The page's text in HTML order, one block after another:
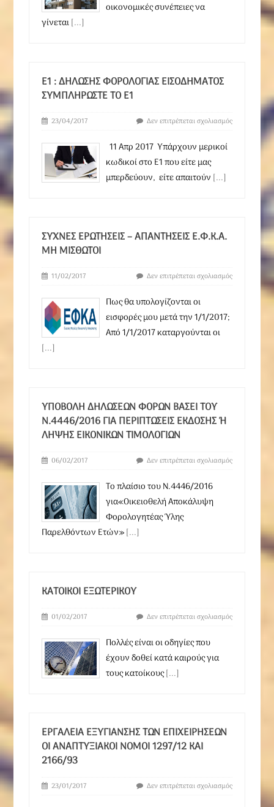
οικονομικές συνέπειες να
γίνεται[...]
Ε1 : ΔΉΛΩΣΗΣ ΦΟΡΟΛΟΓΊΑΣ ΕΙΣΟΔΉΜΑΤΟΣ
ΣΥΜΠΛΗΡΏΣΤΕ ΤΟ Ε1
23/04/2017 Δεν επιτρέπεται σχολιασμός
11 Απρ 2017 Υπάρχουν μερικοί
κωδικοί στο Ε1 που είτε μας
μπερδεύουν, είτε απαιτούν [...]
ΣΥΧΝΈΣ ΕΡΩΤΉΣΕΙΣ – ΑΠΑΝΤΉΣΕΙΣ Ε.Φ.Κ.Α.
ΜΗ ΜΙΣΘΩΤΟΊ
11/02/2017 Δεν επιτρέπεται σχολιασμός
Πως θα υπολογίζονται οι
εισφορές μου μετά την 1/1/2017;
Από 1/1/2017 καταργούνται οι
[...]
ΥΠΟΒΟΛΉ ΔΗΛΏΣΕΩΝ ΦΌΡΩΝ ΒΆΣΕΙ ΤΟΥ
Ν.4446/2016 ΓΙΑ ΠΕΡΙΠΤΏΣΕΙΣ ΈΚΔΟΣΗΣ Ή Λ
ΉΨΗΣ ΕΙΚΟΝΙΚΏΝ ΤΙΜΟΛΟΓΊΩΝ
06/02/2017 Δεν επιτρέπεται σχολιασμός
Το πλαίσιο του Ν.4446/2016
για«Οικειοθελή Αποκάλυψη
Φορολογητέας Ύλης
Παρελθόντων Ετών»[...]
ΚΑΤΟΙΚΟΙ ΕΞΩΤΕΡΙΚΟΥ
01/02/2017 Δεν επιτρέπεται σχολιασμός
Πολλές είναι οι οδηγίες που
έχουν δοθεί κατά καιρούς για
τους κατοίκους[...]
ΕΡΓΑΛΕΊΑ ΕΞΥΓΊΑΝΣΗΣ ΤΩΝ ΕΠΙΧΕΙΡΉΣΕΩΝ
ΟΙ ΑΝΑΠΤΥΞΙΑΚΟΊ ΝΌΜΟΙ 1297/12 ΚΑΙ
2166/93
23/01/2017 Δεν επιτρέπεται σχολιασμός